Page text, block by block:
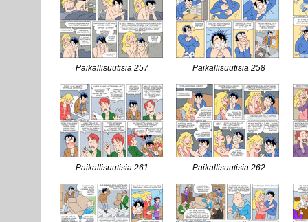
Paikallisuutisia 257 Paikallisuutisia 258
Paikallisuutisia 261 Paikallisuutisia 262